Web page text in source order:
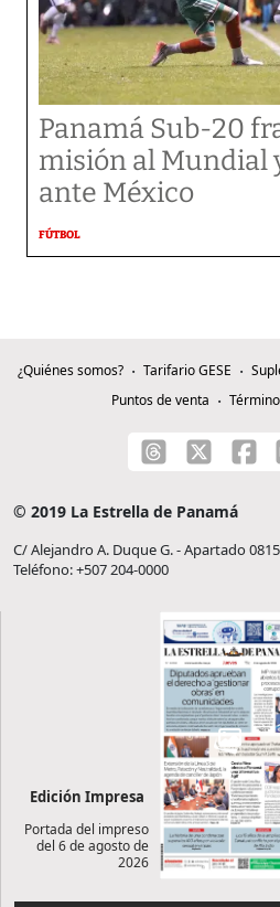
Panamá Sub-20
misión al Mundial
ante México
FÚTBOL
¿Quiénes somos? Tarifario GESE
Puntos de venta
© 2019 La Estrella de Panamá
C/ Alejandro A. Duque G. - Apartado
Teléfono: +507 204-0000
Edición Impresa
Portada del impreso
del 6 de agosto de
2026